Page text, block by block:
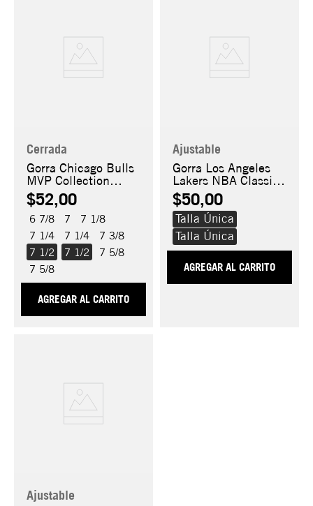
Cerrada
Gorra Chicago Bulls
MVP Collection
59FIFTY
$52,00
7 1/2 7 1/2
7 1/4 7 1/4
7 3/8
7 5/8
7 5/8
6 7/8 7 7 1/8
AGREGAR AL CARRITO
Ajustable
Gorra Los Angeles
Lakers NBA Classics
9FIFTY
$50,00
Talla Única
Talla Única
AGREGAR AL CARRITO
Ajustable